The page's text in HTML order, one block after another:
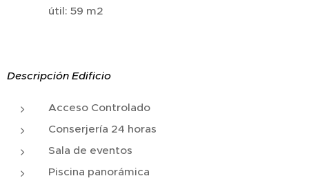
útil: 59 m2
Descripción Edificio
Acceso Controlado
Conserjería 24 horas
Sala de eventos
Piscina panorámica